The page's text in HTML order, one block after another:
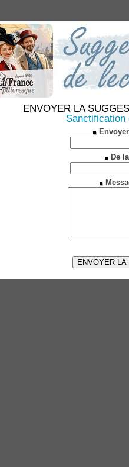
ENVOYER LA
Sanctification
De